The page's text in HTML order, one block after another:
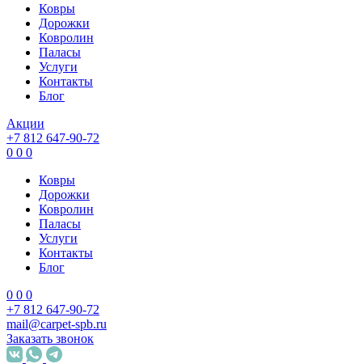
Ковры
Дорожки
Ковролин
Паласы
Услуги
Контакты
Блог
Акции
+7 812 647-90-72
0 0 0
Ковры
Дорожки
Ковролин
Паласы
Услуги
Контакты
Блог
0 0 0
+7 812 647-90-72
mail@carpet-spb.ru
Заказать звонок